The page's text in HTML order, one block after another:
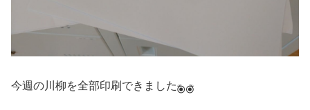
今週の川柳を全部印刷できました